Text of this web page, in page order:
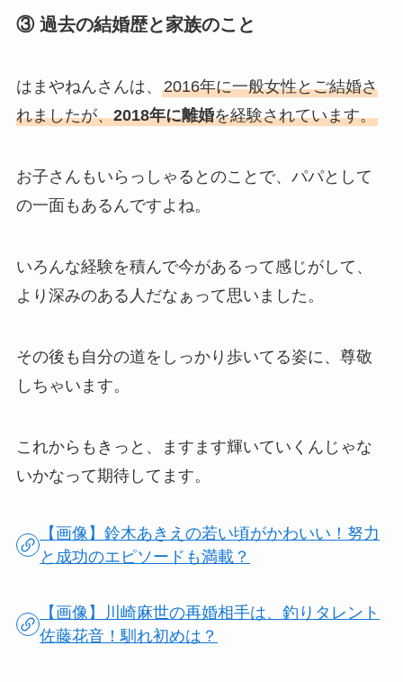
③ 過去の結婚歴と家族のこと
はまやねんさんは、 2016年に一般女性とご結婚さ
れましたが、2018年に離婚を経験されています。
お子さんもいらっしゃるとのことで、パパとして
の一面もあるんですよね。
いろんな経験を積んで今があるって感じがして、
より深みのある人だなぁって思いました。
その後も自分の道をしっかり歩いてる姿に、尊敬
しちゃいます。
これからもきっと、ますます輝いていくんじゃな
いかなって期待してます。
【画像】鈴木あきえの若い頃がかわいい！努力
と成功のエピソードも満載？
【画像】川崎麻世の再婚相手は、釣りタレント
佐藤花音！馴れ初めは？